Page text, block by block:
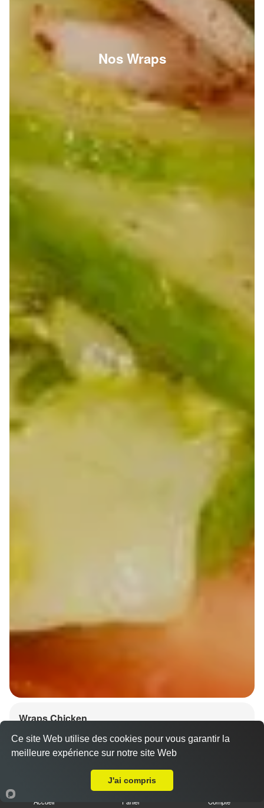
Nos Wraps
Wraps Chicken
8.50 €
Accueil Panier Compte
Ce site Web utilise des cookies pour vous garantir la
meilleure expérience sur notre site Web
J'ai compris